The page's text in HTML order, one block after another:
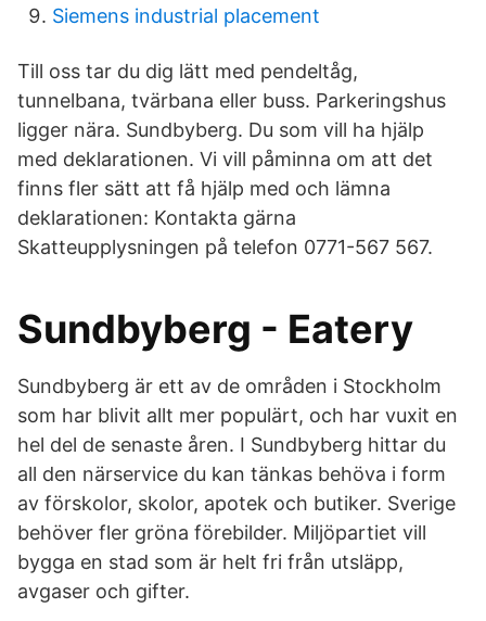
Siemens industrial placement
Till oss tar du dig lätt med pendeltåg,
tunnelbana, tvärbana eller buss. Parkeringshus
ligger nära. Sundbyberg. Du som vill ha hjälp
med deklarationen. Vi vill påminna om att det
finns fler sätt att få hjälp med och lämna
deklarationen: Kontakta gärna
Skatteupplysningen på telefon 0771-567 567.
Sundbyberg - Eatery
Sundbyberg är ett av de områden i Stockholm
som har blivit allt mer populärt, och har vuxit en
hel del de senaste åren. I Sundbyberg hittar du
all den närservice du kan tänkas behöva i form
av förskolor, skolor, apotek och butiker. Sverige
behöver fler gröna förebilder. Miljöpartiet vill
bygga en stad som är helt fri från utsläpp,
avgaser och gifter.